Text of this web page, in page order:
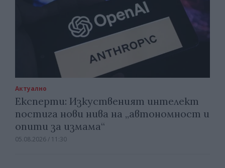
Актуално
Експерти: Изкуственият интелект
постига нови нива на „автономност и
опити за измама“
05.08.2026 / 11:30